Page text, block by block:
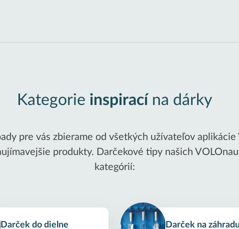
Kategorie inspiracína dárky
pre vás zbierame od všetkých užívateľov
produkty. Darčekové tipy našich
kategórií:
Darček do dielne Darček na záhradu